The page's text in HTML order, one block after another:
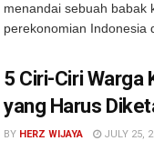
menandai sebuah babak
perekonomian Indonesia
5 Ciri-Ciri Warga
yang Harus
BY HERZ WIJAYA JULY 25,